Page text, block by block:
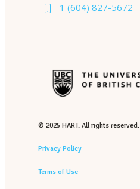
1 (604) 827-5672
© 2025 HART. All rights reserved.
Privacy Policy
Terms of Use